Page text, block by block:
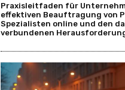
Praxisleitfaden für
effektiven Beauftragung von
Spezialisten online und den
verbundenen